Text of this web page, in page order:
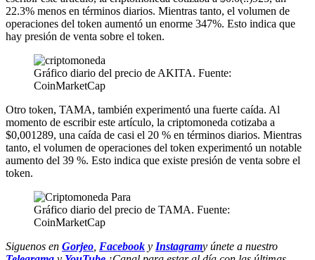
22.3% menos en términos diarios. Mientras tanto, el volumen de
operaciones del token aumentó un enorme 347%. Esto indica que
hay presión de venta sobre el token.
Gráfico diario del precio de AKITA. Fuente:
CoinMarketCap
Otro token, TAMA, también experimentó una fuerte caída. Al
momento de escribir este artículo, la criptomoneda cotizaba a
$0,001289, una caída de casi el 20 % en términos diarios. Mientras
tanto, el volumen de operaciones del token experimentó un notable
aumento del 39 %. Esto indica que existe presión de venta sobre el
token.
Gráfico diario del precio de TAMA. Fuente:
CoinMarketCap
Siguenos en Gorjeo Facebook y Instagramy únete a nuestro